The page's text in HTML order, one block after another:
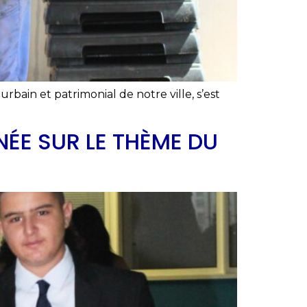
et patrimonial de notre ville, s’est
SUR LE THÈME DU